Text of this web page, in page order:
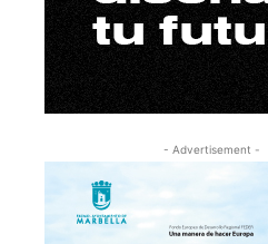
- Advertisement -